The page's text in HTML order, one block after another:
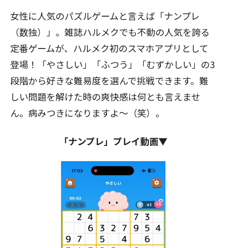
女性に人気のパズルゲームと言えば「ナンプレ
（数独）」。雑誌ハルメクでも不動の人気を誇る
定番ゲームが、ハルメク初のスマホアプリとして
登場！「やさしい」「ふつう」「むずかしい」の3
段階から好きな難易度を選んで挑戦できます。難
しい問題を解けた時の爽快感は何とも言えませ
ん。病みつきになりますよ～（笑）。
「ナンプレ」プレイ動画▼